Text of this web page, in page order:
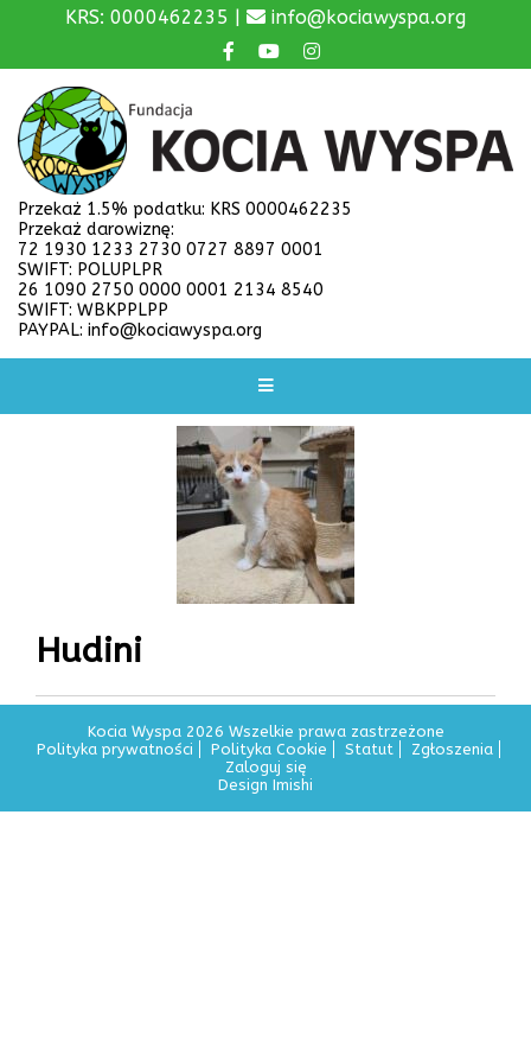
KRS: 0000462235 | info@kociawyspa.org
Przekaż 1.5% podatku: KRS 0000462235
Przekaż darowiznę:
72 1930 1233 2730 0727 8897 0001
SWIFT: POLUPLPR
26 1090 2750 0000 0001 2134 8540
SWIFT: WBKPPLPP
PAYPAL: info@kociawyspa.org
Hudini
Kocia Wyspa 2026 Wszelkie prawa zastrzeżone
Polityka prywatności
Polityka Cookie Statut
Zgłoszenia
Zaloguj się
Design Imishi